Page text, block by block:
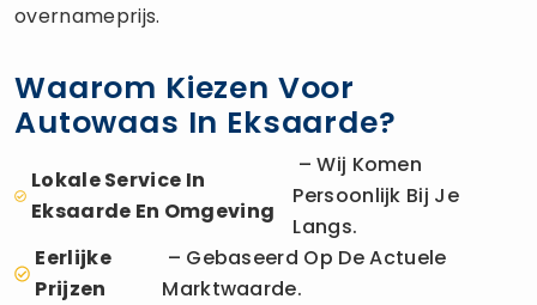
overnameprijs.
Waarom Kiezen Voor
Autowaas In Eksaarde?
Lokale Service In
Eksaarde En Omgeving
– Wij Komen
Persoonlijk Bij Je
Langs.
Eerlijke
Prijzen
– Gebaseerd Op De Actuele
Marktwaarde.